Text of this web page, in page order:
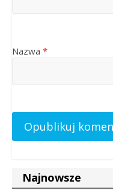
Nazwa *
Najnowsze